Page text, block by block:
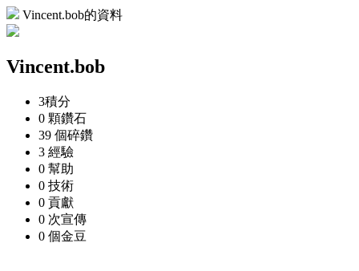
Vincent.bob的資料
Vincent.bob
3積分
0 顆鑽石
39 個碎鑽
3 經驗
0 幫助
0 技術
0 貢獻
0 次宣傳
0 個金豆